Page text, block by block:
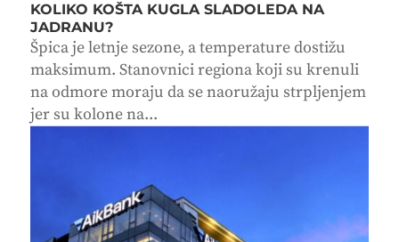
KOLIKO KOŠTA KUGLA SLADOLEDA NA
JADRANU?
Špica je letnje sezone, a temperature dostižu
maksimum. Stanovnici regiona koji su krenuli
na odmore moraju da se naoružaju strpljenjem
jer su kolone na...